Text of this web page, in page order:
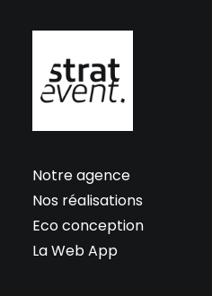
Notre agence
Nos réalisations
Eco conception
La Web App